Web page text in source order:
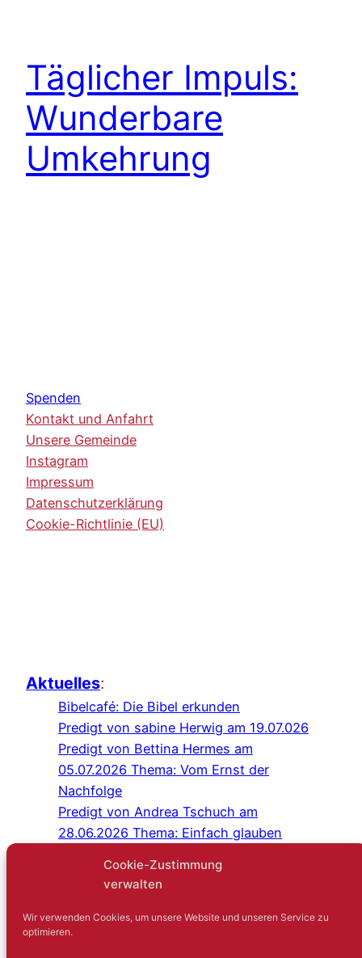
Cookie-Zustimmung
verwalten
Wir verwenden Cookies, um unsere Website und unseren Service zu
optimieren.
Täglicher Impuls:
Wunderbare
Umkehrung
Spenden
Kontakt und Anfahrt
Unsere Gemeinde
Instagram
Impressum
Datenschutzerklärung
Cookie-Richtlinie (EU)
Aktuelles:
Bibelcafé: Die Bibel erkunden
Predigt von sabine Herwig am 19.07.026
Predigt von Bettina Hermes am
05.07.2026 Thema: Vom Ernst der
Nachfolge
Predigt von Andrea Tschuch am
28.06.2026 Thema: Einfach glauben
Predigt von Sabine Herwig am
Gottesdienst im Schlosshof Lüntenbeck
Kreuz-und-quer-Gespräch: Niemand